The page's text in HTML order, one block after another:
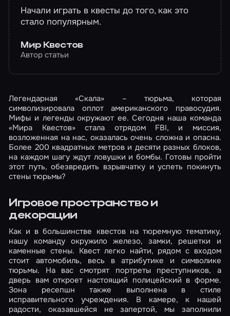
Начали играть в квесты до того, как это
стало популярным.
Мир Квестов
Автор статьи
Легендарная «Скала» – тюрьма, которая
символизировала оплот американского правосудия.
Мифы и легенды окружают ее. Сегодня наша команда
«Мира Квестов» стала отрядом FBI, и миссия,
возложенная на нас, оказалась очень сложна и опасна.
Более 200 квадратных метров и десяти разных блоков,
на каждом шагу ждут ловушки и бомбы. Готовы пройти
этот путь, обезвредить взрывчатку и успеть покинуть
стены тюрьмы?
Игровое пространство и
декорации
Как и в большинстве квестов на тюремную тематику,
нашу команду окружило железо, замки, решетки и
каменные стены. Квест легко найти, рядом с входом
стоит автомобиль, весь в атрибутике и символике
тюрьмы. На вас смотрят портреты преступников, а
дверь вам откроет настоящий полицейский в форме.
Зона ресепшн также выполнена в стиле
исправительного учреждения. В камере, к нашей
радости, оказавшейся не запертой, мы заполнили